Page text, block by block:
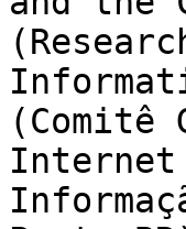
(Comitê
Internet